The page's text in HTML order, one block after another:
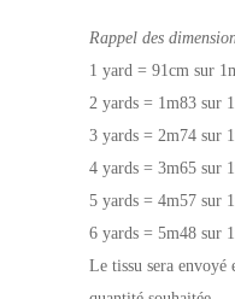
Rappel des
1 yard = 91cm sur
2 yards = 1m83 sur
3 yards = 2m74 sur
4 yards = 3m65 sur
5 yards = 4m57 sur
6 yards = 5m48 sur
Le tissu sera envoyé